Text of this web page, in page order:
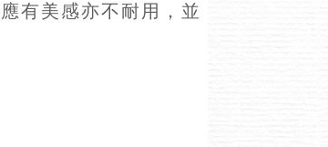
有美感亦不耐用，並